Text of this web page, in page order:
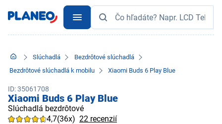
Slúchadlá
Bezdrôtové slúchadlá
Bezdrôtové slúchadlá k mobilu
Xiaomi Buds 6 Play Blue
ID: 35061708
Xiaomi Buds 6 Play Blue
Slúchadlá bezdrôtové
4,7(36x) 22 recenzií